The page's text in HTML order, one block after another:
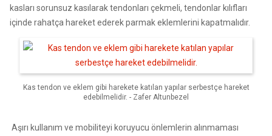
kasları sorunsuz kasılarak tendonları çekmeli, tendonlar kılıfları
içinde rahatça hareket ederek parmak eklemlerini kapatmalıdır.
Kas tendon ve eklem gibi harekete katılan yapılar serbestçe hareket
edebilmelidir. - Zafer Altunbezel
Aşırı kullanım ve mobiliteyi koruyucu önlemlerin alınmaması